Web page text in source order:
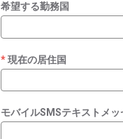
希望する勤務国
現在の居住国
required
モバイルSMSテキストメ